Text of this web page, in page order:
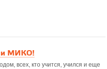
МИКО!
всех, кто учится, учился и еще